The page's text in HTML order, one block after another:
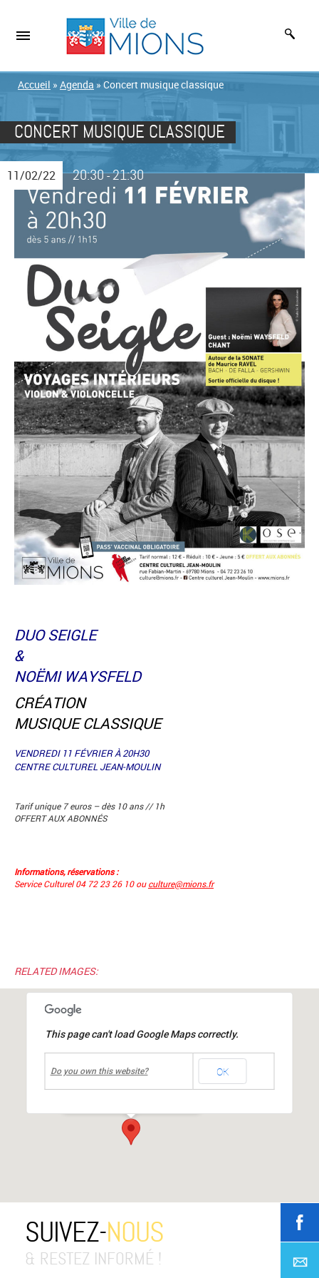
Accueil » Agenda » Concert musique classique
CONCERT MUSIQUE CLASSIQUE
11/02/22 20:30-21:30
DUO SEIGLE
&
NOËMI WAYSFELD
CRÉATION
MUSIQUE CLASSIQUE
VENDREDI 11 FÉVRIER À 20H30
CENTRE CULTUREL JEAN-MOULIN
Tarif unique 7 euros – dès 10 ans // 1h
OFFERT AUX ABONNÉS
Informations, réservations :
Service Culturel 04 72 23 26 10 ouculture@mions.fr
RELATED IMAGES:
Centre culturel Jean MOULIN
This page can't load Google Maps correctly.
Do you own this website? OK
SUIVEZ-NOUS
& RESTEZ INFORMÉ !